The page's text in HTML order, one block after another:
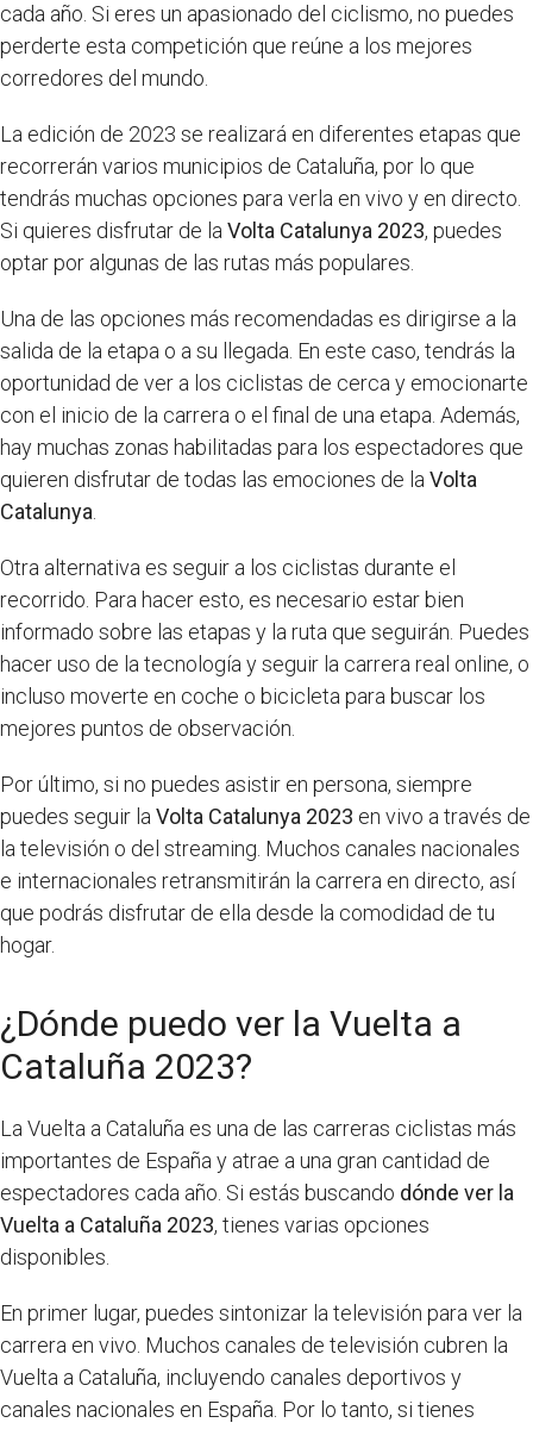
cada año. Si eres un apasionado del ciclismo, no puedes
perderte esta competición que reúne a los mejores
corredores del mundo.
La edición de 2023 se realizará en diferentes etapas que
recorrerán varios municipios de Cataluña, por lo que
tendrás muchas opciones para verla en vivo y en directo.
Si quieres disfrutar de la Volta Catalunya 2023, puedes
optar por algunas de las rutas más populares.
Una de las opciones más recomendadas es dirigirse a la
salida de la etapa o a su llegada. En este caso, tendrás la
oportunidad de ver a los ciclistas de cerca y emocionarte
con el inicio de la carrera o el final de una etapa. Además,
hay muchas zonas habilitadas para los espectadores que
quieren disfrutar de todas las emociones de la Volta
Catalunya
Otra alternativa es seguir a los ciclistas durante el
recorrido. Para hacer esto, es necesario estar bien
informado sobre las etapas y la ruta que seguirán. Puedes
hacer uso de la tecnología y seguir la carrera real online, o
incluso moverte en coche o bicicleta para buscar los
mejores puntos de observación.
Por último, si no puedes asistir en persona, siempre
puedes seguir la Volta Catalunya 2023 en vivo a través de
la televisión o del streaming. Muchos canales nacionales
e internacionales retransmitirán la carrera en directo, así
que podrás disfrutar de ella desde la comodidad de tu
hogar.
¿Dónde puedo ver la Vuelta a
Cataluña 2023?
La Vuelta a Cataluña es una de las carreras ciclistas más
importantes de España y atrae a una gran cantidad de
espectadores cada año. Si estás buscando dónde ver la
Vuelta a Cataluña 2023, tienes varias opciones
disponibles.
En primer lugar, puedes sintonizar la televisión para ver la
carrera en vivo. Muchos canales de televisión cubren la
Vuelta a Cataluña, incluyendo canales deportivos y
canales nacionales en España. Por lo tanto, si tienes